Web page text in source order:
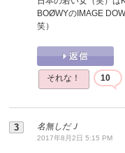
BOØWYのIMAGE
笑）
それな！ 10
名無しだＪ
2017年8月2日 5:15 PM